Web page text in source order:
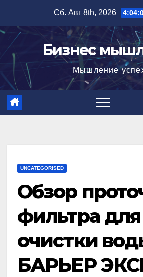
содержимому
Сб. Авг 8th, 2026
Бизнес
Мышление
UNCATEGORISED
Обзор
фильтра для
очистки
БАРЬЕР